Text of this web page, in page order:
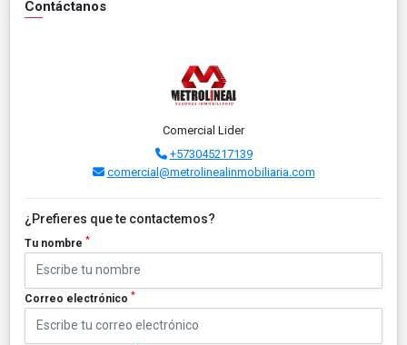
Contáctanos
Comercial Lider
+573045217139
comercial@metrolinealinmobiliaria.com
¿Prefieres que te contactemos?
Tu nombre *
Correo electrónico *